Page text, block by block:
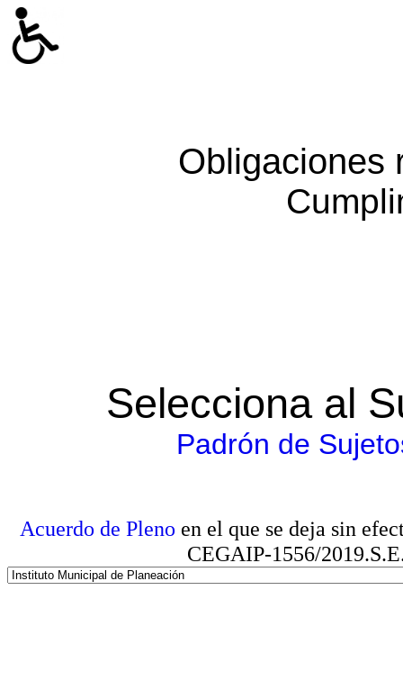
Obligaciones
Selecciona al
Padrón de
Acuerdo de Pleno en el que se deja sin
CEGAIP-1556/